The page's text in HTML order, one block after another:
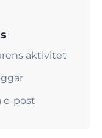
aktivitet
e-post